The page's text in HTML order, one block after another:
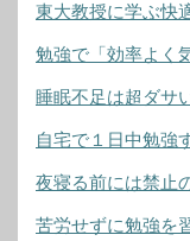
東大教授に学ぶ快
勉強で「効率よく
睡眠不足は超ダサ
自宅で１日中勉強
夜寝る前には禁止
苦労せずに勉強を